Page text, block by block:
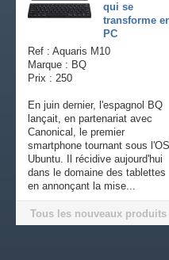
qui se
transforme
PC
Ref : Aquaris M10
Marque : BQ
Prix : 250
En juin dernier, l'espagnol BQ
lançait, en partenariat avec
Canonical, le premier
smartphone tournant sous l'OS
Ubuntu. Il récidive aujourd'hui
dans le domaine des tablettes
en annonçant la mise...
Tous les nouveaux produits